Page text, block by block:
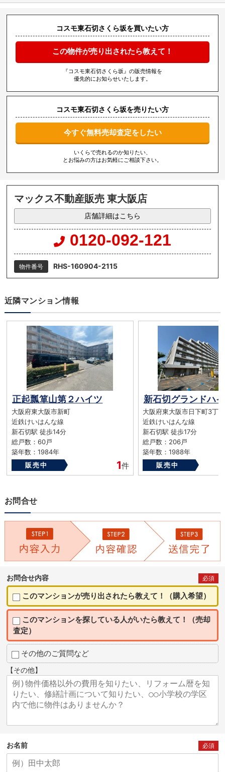
コスモ東石切さくら坂を買いたい方
この物件が売り出されたら教えて！
『コスモ東石切さくら坂』の販売情報を
優先的にお知らせいたします。
コスモ東石切さくら坂を売りたい方
今すぐ無料売却査定をしたい
いくらで売れるのか知りたい、
とお悩みの方はお気軽にご相談下さい。
マックス不動産販売 東大阪店
店舗詳細はこちら
0120-092-121
物件番号 RHS-160904-2115
近隣マンション情報
正起瓢箪山第２ハイツ
大阪府東大阪市新町
近鉄けいはんな線
新石切駅 徒歩14分
総戸数：60戸
築年数：1984年
販売中
1件
新石切グランドハ
大阪府東大阪市日下町3丁目
近鉄けいはんな線
新石切駅 徒歩17分
総戸数：206戸
築年数：1988年
販売中
お問合せ
お問合せ内容 必須
このマンションが売り出されたら教えて！（購入希望）
このマンションを探している人がいたら教えて！（売却
査定）
その他のご質問など
【その他】
お名前 必須